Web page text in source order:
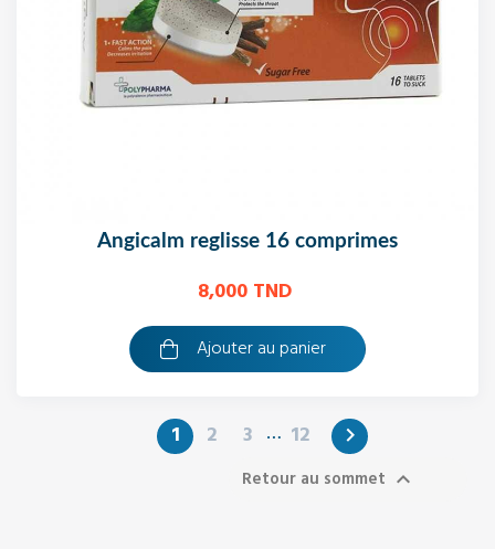
angicalm reglisse 16 comprimes
8,000 TND
Ajouter au panier
1 2 3 … 12

Retour au sommet 